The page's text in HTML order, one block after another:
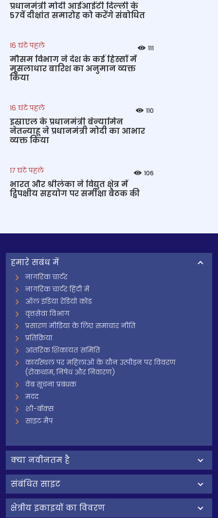
प्रधानमंत्री मोदी आईआईटी दिल्ली के
57वें दीक्षांत समारोह को करेंगे संबोधित
16 घंटे पहले 111
मौसम विभाग ने देश के कई हिस्सों में
मूसलाधार बारिश का अनुमान व्यक्त
किया
16 घंटे पहले 110
इस्राएल के प्रधानमंत्री बेन्‍यामिन
नेतन्याहू ने प्रधानमंत्री मोदी का आभार
व्यक्त किया
17 घंटे पहले 106
भारत और श्रीलंका ने विद्युत क्षेत्र में
द्विपक्षीय सहयोग पर समीक्षा बैठक की
हमारे सबंध में
नागरिक चार्टर
नागरिक चार्टर हिंदी में
ऑल इंडिया रेडियो कोड
वृत्तसेवा विभाग
प्रसारण मीडिया के लिए समाचार नीति
प्रतिक्रिया
आंतरिक शिकायत समिति
कार्यस्थल पर महिलाओं के यौन उत्पीड़न पर विवरण
(रोकथाम, निषेध और निवारण)
वेब सूचना प्रबंधक
मदद
शी-बॉक्स
साइट मैप
क्‍या नवीनतम है
संबंधित साइट
क्षेत्रीय इकाइयों का विवरण